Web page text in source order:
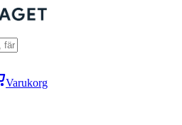
Varukorg